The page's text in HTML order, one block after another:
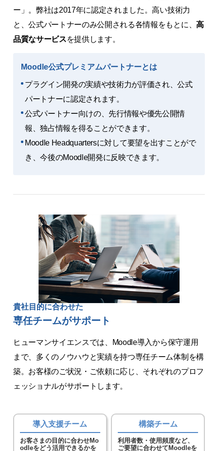
ー」。弊社は2017年に認定されました。高い技術力
と、公式パートナーのみ公開される各情報をもとに、高
品質なサービスを提供します。
Moodle公式プレミアムパートナーとは
プラグイン開発の実績や技術力が評価され、公式
パートナーに認定されます。
公式パートナー向けの、先行情報や優先公開情
報、独占情報を得ることができます。
Moodle Headquartersに対して要望を出すことがで
き、今後のMoodle開発に反映できます。
貴社目的に合わせた
専任チームがサポート
ヒューマンサイエンスでは、Moodle導入から保守運用
まで、多くのノウハウと実績を持つ専任チーム体制を構
築。お客様のご状況・ご依頼に応じ、それぞれのプロフ
ェッショナルがサポートします。
導入支援チーム
お客さまの目的に合わせMo
odleをどう活用できるかを
構築チーム
利用者数・使用頻度など、
ご要望に合わせてMoodleを